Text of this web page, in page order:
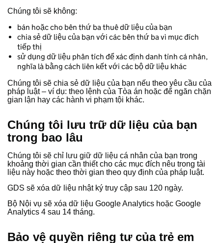
Chúng tôi sẽ không:
bán hoặc cho bên thứ ba thuê dữ liệu của bạn
chia sẻ dữ liệu của bạn với các bên thứ ba vì mục đích
tiếp thị
sử dụng dữ liệu phân tích để xác định danh tính cá nhân,
nghĩa là bằng cách liên kết với các bộ dữ liệu khác
Chúng tôi sẽ chia sẻ dữ liệu của bạn nếu theo yêu cầu của
pháp luật – ví dụ: theo lệnh của Tòa án hoặc để ngăn chặn
gian lận hay các hành vi phạm tội khác.
Chúng tôi lưu trữ dữ liệu của bạn
trong bao lâu
Chúng tôi sẽ chỉ lưu giữ dữ liệu cá nhân của bạn trong
khoảng thời gian cần thiết cho các mục đích nêu trong tài
liệu này hoặc theo thời gian theo quy định của pháp luật.
GDS sẽ xóa dữ liệu nhật ký truy cập sau 120 ngày.
Bộ Nội vụ sẽ xóa dữ liệu Google Analytics hoặc Google
Analytics 4 sau 14 tháng.
Bảo vệ quyền riêng tư của trẻ em